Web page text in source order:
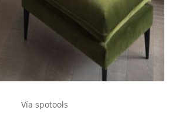
Vía spotools